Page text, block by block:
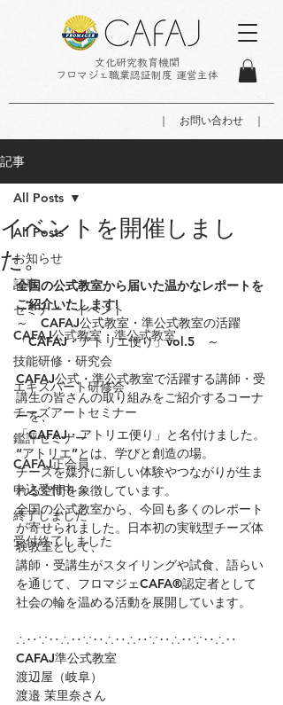
｜ お問い合わせ ｜
文化研究教育機関
フロマジェ職業認証制度 運営主体
記事
All Posts
お知らせ
記事
セミナー・イベント
CAFAJ公式教室・準公式教室
技能研修・研究会
エキスパート研修会
チーズアートセミナー
鑑評セミナー
CAFAJ正会員
申込受付中
終了しました
受付終了しました
All Posts
イベントを開催しまし
た。
全国の公式教室から届いた温かなレポートを
ご紹介いたします!
～　CAFAJ公式教室・準公式教室の活躍
「CAFAJ・アトリエ便り」vol.5　～
CAFAJ公式・準公式教室で活躍する講師・受
講生の皆さんの取り組みをご紹介するコーナ
ーを、
「CAFAJ・アトリエ便り」と名付けました。
“アトリエ”とは、学びと創造の場。
チーズを媒介に新しい体験やつながりが生ま
れる空間を象徴しています。
全国の公式教室から、今回も多くのレポート
が寄せられました。日本初の実戦型チーズ体
験教室として、
講師・受講生がスタイリングや試食、語らい
を通じて、フロマジェCAFA®認定者として
社会の輪を温める活動を展開しています。
∴‥∵‥∴‥∵‥∴‥∴‥∵‥∴‥∵‥∴‥
CAFAJ準公式教室
渡辺屋（岐阜）
渡邉 茉里奈さん